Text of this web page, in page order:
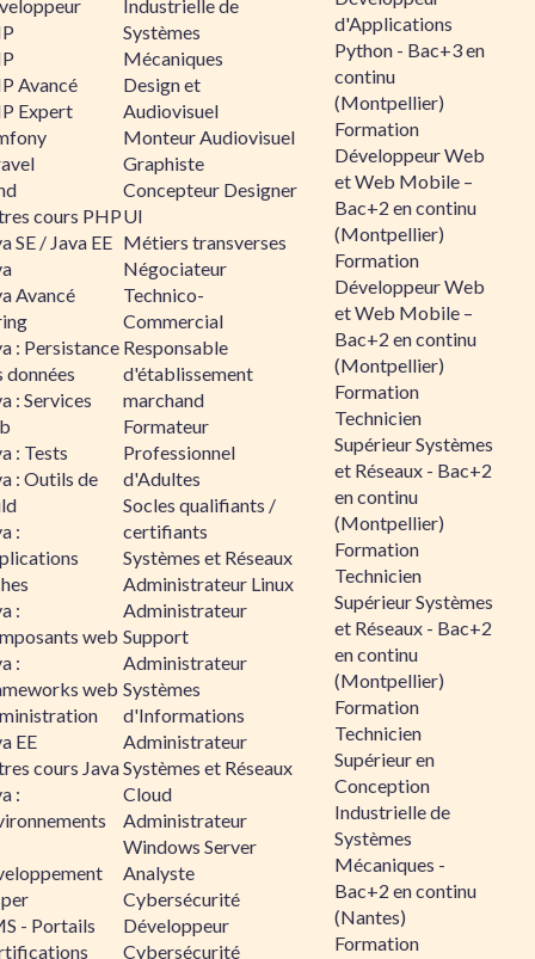
Avancé
Expert
cours PHP
SE / Java EE
Avancé
: Persistance
données
: Services
: Tests
: Outils de
:
:
web
:
web
EE
cours Java
:
- Portails
Industrielle de
Systèmes
Mécaniques
Design et
Audiovisuel
Monteur Audiovisuel
Graphiste
Concepteur Designer
UI
Métiers transverses
Négociateur
Technico-
Commercial
Responsable
d'établissement
marchand
Formateur
Professionnel
d'Adultes
Socles qualifiants /
certifiants
Systèmes et Réseaux
Administrateur Linux
Administrateur
Support
Administrateur
Systèmes
d'Informations
Administrateur
Systèmes et Réseaux
Cloud
Administrateur
Windows Server
Analyste
Cybersécurité
Développeur
Cybersécurité
d'Applications
Python - Bac+3 en
continu
(Montpellier)
Formation
Développeur Web
et Web Mobile –
Bac+2 en continu
(Montpellier)
Formation
Développeur Web
et Web Mobile –
Bac+2 en continu
(Montpellier)
Formation
Technicien
Supérieur Systèmes
et Réseaux - Bac+2
en continu
(Montpellier)
Formation
Technicien
Supérieur Systèmes
et Réseaux - Bac+2
en continu
(Montpellier)
Formation
Technicien
Supérieur en
Conception
Industrielle de
Systèmes
Mécaniques -
Bac+2 en continu
(Nantes)
Formation